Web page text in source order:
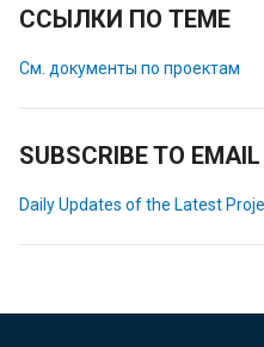
ССЫЛКИ ПО ТЕМЕ
См. документы по проектам
SUBSCRIBE TO
Daily Updates of the Latest